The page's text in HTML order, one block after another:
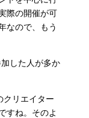
際の開催が可
なので、もう
した人が多か
クリエイター
すね。そのよ